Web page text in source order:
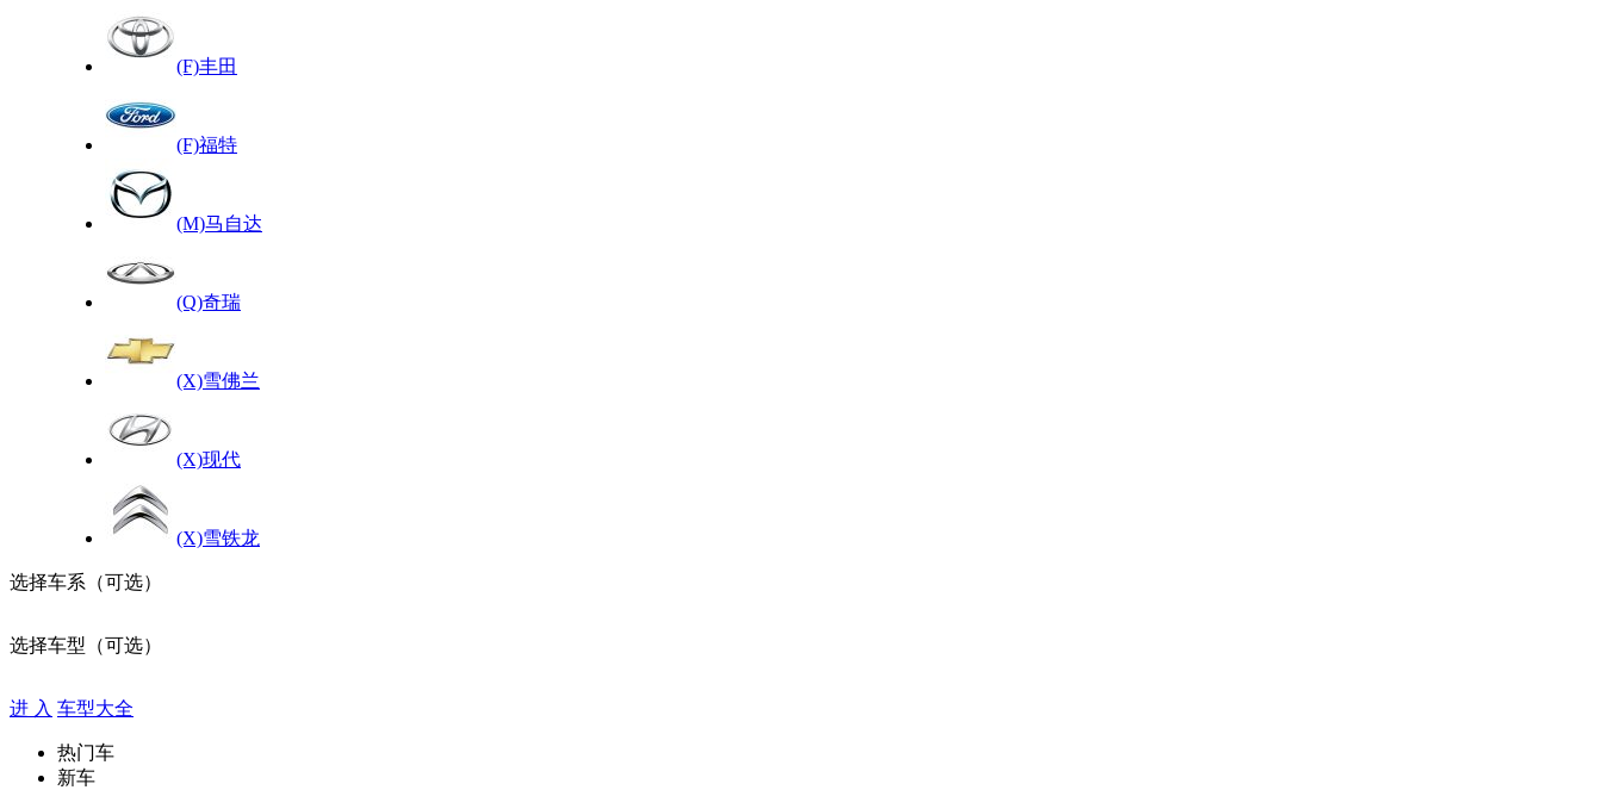
(F)丰田
(F)福特
(M)马自达
(Q)奇瑞
(X)雪佛兰
(X)现代
(X)雪铁龙
选择车系（可选）
选择车型（可选）
进 入 车型大全
热门车
新车